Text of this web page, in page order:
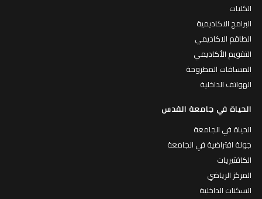
الكليات
البرامج الاكاديمية
الطاقم الاكاديمي
التقويم الأكاديمي
المساقات المطروحة
الهواتف الداخلية
الحياة في جامعة القدس
الحياة في الجامعة
جولة افتراضية في الجامعة
الكافتيريات
المركز الرياضي
السكنات الداخلية